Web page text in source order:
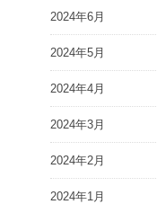
2024年6月
2024年5月
2024年4月
2024年3月
2024年2月
2024年1月